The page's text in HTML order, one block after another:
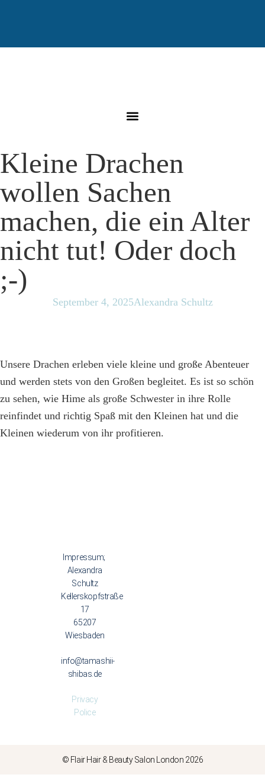
Kleine Drachen
wollen Sachen
machen, die ein Alter
nicht tut! Oder doch
;-)
September 4, 2025Alexandra Schultz
Unsere Drachen erleben viele kleine und große Abenteuer
und werden stets von den Großen begleitet. Es ist so schön
zu sehen, wie Hime als große Schwester in ihre Rolle
reinfindet und richtig Spaß mit den Kleinen hat und die
Kleinen wiederum von ihr profitieren.
Impressum;
Alexandra
Schultz
Kellerskopfstraße
17
65207
Wiesbaden
info@tamashii-
shibas.de
Privacy
Police
© Flair Hair & Beauty Salon London 2026